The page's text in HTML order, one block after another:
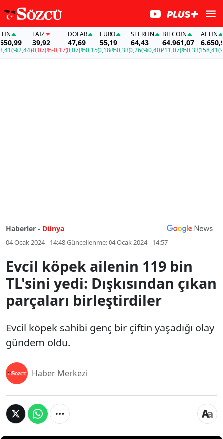
FAİZ
39,92
-0,07(%-0,17)
DOLAR
47,69
0,07(%0,15)
EURO
55,19
0,18(%0,33)
STERLIN
64,43
0,26(%0,40)
BITCOIN
64.961,07
211,07(%0,33)
ALTIN
6.650,99
158,41(%2,44)
Haberler - Dünya
04 Ocak 2024 - 14:48Güncellenme:04 Ocak 2024 - 14:57
Evcil köpek ailenin 119 bin
TL'sini yedi: Dışkısından çıkan
parçaları birleştirdiler
Evcil köpek sahibi genç bir çiftin yaşadığı olay
gündem oldu.
Haber Merkezi